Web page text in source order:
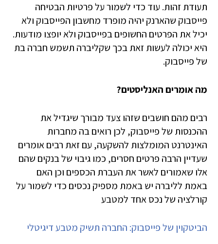
תעודת זהות. עוד כדי לשמור על פרטיות הבטיחה
פייסבוק שהארנק יהיה מופרד מחשבון הפייסבוק ולא
יכיל את הפרטים החשופים בפייסבוק ולא יופצו מודעות.
היא יכולה לעשות זאת בכך שקליברה תשמש חברה בת
של פייסבוק.
מה אומרים האנליסטים?
רבים מהם חושבים שזהו צעד מבורך שיגדיל את
ההכנסות של פייסבוק, לכן רואים בה מחברות
האינטרנט המומלצות להשקעה, עם זאת רבים אומרים
שעדיין הרבה פרטים חסרים, כמו גיבוי של בנקים שהם
אלו שאמורים לאשר את העברת הכספים וכן האם
באמת לליברה יש באמת מספיק נכסים כדי לשמור על
קורלציה של נכס אחד למטבע
הביטקוין של פייסבוק: החברה תשיק מטבע דיגיטלי